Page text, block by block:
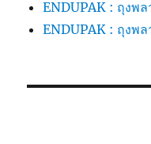
ENDUPAK : ถุงพ
ENDUPAK : ถุงพ